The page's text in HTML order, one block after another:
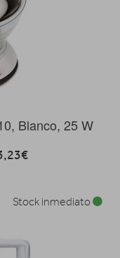
Blanco, 25 W
Stock inmediato